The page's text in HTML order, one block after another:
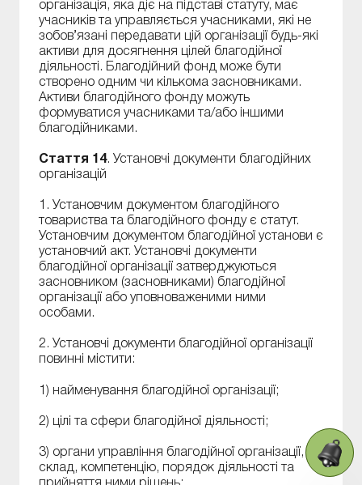
організація, яка діє на підставі статуту, має
учасників та управляється учасниками, які не
зобов’язані передавати цій організації будь-які
активи для досягнення цілей благодійної
діяльності. Благодійний фонд може бути
створено одним чи кількома засновниками.
Активи благодійного фонду можуть
формуватися учасниками та/або іншими
благодійниками.
Стаття 14. Установчі документи благодійних
організацій
1. Установчим документом благодійного
товариства та благодійного фонду є статут.
Установчим документом благодійної установи є
установчий акт. Установчі документи
благодійної організації затверджуються
засновником (засновниками) благодійної
організації або уповноваженими ними
особами.
2. Установчі документи благодійної організації
повинні містити:
1) найменування благодійної організації;
2) цілі та сфери благодійної діяльності;
3) органи управління благодійної організації, їх
склад, компетенцію, порядок діяльності та